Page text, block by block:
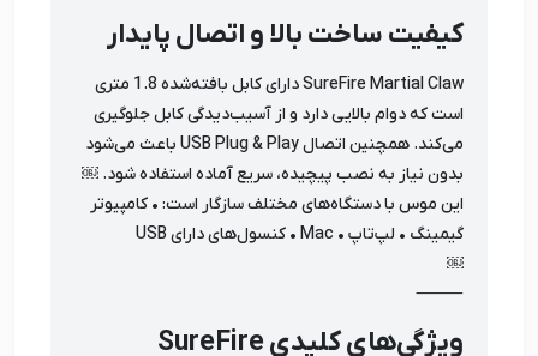
کیفیت ساخت بالا و اتصال پایدار
SureFire Martial Claw دارای کابل بافته‌شده 1.8 متری
است که دوام بالایی دارد و از آسیب‌دیدگی کابل جلوگیری
می‌کند. همچنین اتصال USB Plug & Play باعث می‌شود
بدون نیاز به نصب پیچیده، سریع آماده استفاده شود. ￼
این موس با دستگاه‌های مختلف سازگار است: • کامپیوتر
گیمینگ • لپ‌تاپ • Mac • کنسول‌های دارای USB
￼
⸻
ویژگی‌های کلیدی SureFire